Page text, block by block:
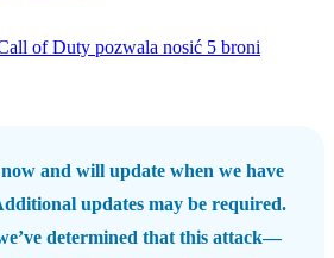
of Duty pozwala nosić 5 broni
and will update when we have
updates may be required.
determined that this attack—